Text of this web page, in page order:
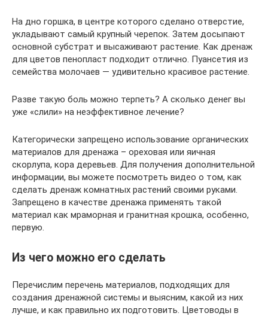
На дно горшка, в центре которого сделано отверстие,
укладывают самый крупный черепок. Затем досыпают
основной субстрат и высаживают растение. Как дренаж
для цветов пенопласт подходит отлично. Пуансетия из
семейства молочаев — удивительно красивое растение.
Разве такую боль можно терпеть? А сколько денег вы
уже «слили» на неэффективное лечение?
Категорически запрещено использование органических
материалов для дренажа – ореховая или яичная
скорлупа, кора деревьев. Для получения дополнительной
информации, вы можете посмотреть видео о том, как
сделать дренаж комнатных растений своими руками.
Запрещено в качестве дренажа применять такой
материал как мраморная и гранитная крошка, особенно,
первую.
Из чего можно его сделать
Перечислим перечень материалов, подходящих для
создания дренажной системы и выясним, какой из них
лучше, и как правильно их подготовить. Цветоводы в